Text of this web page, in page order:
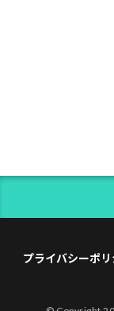
プライバシーポリ